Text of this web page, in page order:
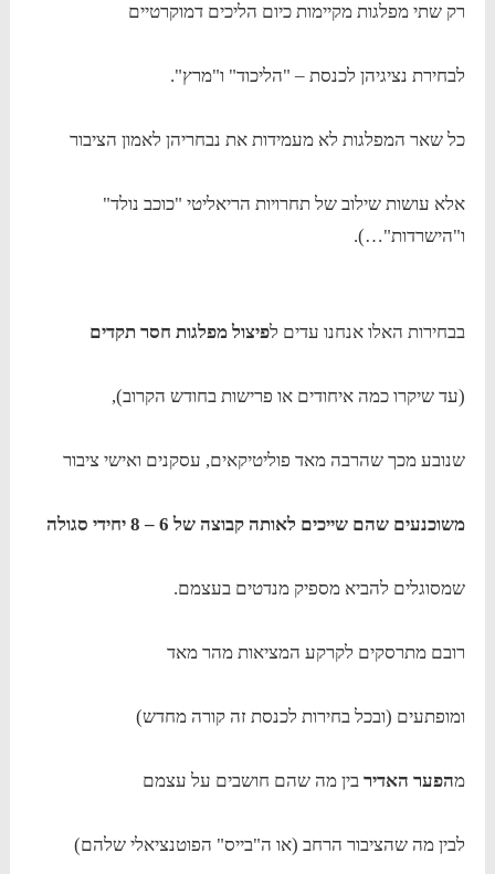
רק שתי מפלגות מקיימות כיום הליכים דמוקרטיים
לבחירת נציגיהן לכנסת – "הליכוד" ו"מרץ".
כל שאר המפלגות לא מעמידות את נבחריהן לאמון הציבור
אלא עושות שילוב של תחרויות הריאליטי "כוכב נולד"
ו"הישרדות"…).
בבחירות האלו אנחנו עדים לפיצול מפלגות חסר תקדים
(עד שיקרו כמה איחודים או פרישות בחודש הקרוב),
שנובע מכך שהרבה מאד פוליטיקאים, עסקנים ואישי ציבור
משוכנעים שהם שייכים לאותה קבוצה של 6 – 8 יחידי סגולה
שמסוגלים להביא מספיק מנדטים בעצמם.
רובם מתרסקים לקרקע המציאות מהר מאד
ומופתעים (ובכל בחירות לכנסת זה קורה מחדש)
מהפער האדירבין מה שהם חושבים על עצמם
לבין מה שהציבור הרחב (או ה"בייס" הפוטנציאלי שלהם)